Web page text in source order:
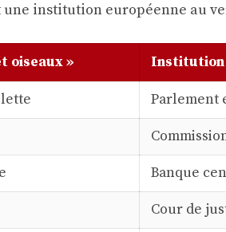
une institution européenne au
oiseaux » Institution
Parlement
Banque
Cour de